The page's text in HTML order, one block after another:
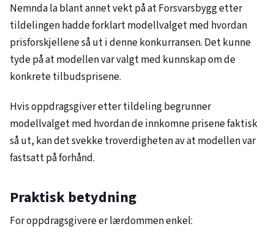
Nemnda la blant annet vekt på at Forsvarsbygg etter
tildelingen hadde forklart modellvalget med hvordan
prisforskjellene så ut i denne konkurransen. Det kunne
tyde på at modellen var valgt med kunnskap om de
konkrete tilbudsprisene.
Hvis oppdragsgiver etter tildeling begrunner
modellvalget med hvordan de innkomne prisene faktisk
så ut, kan det svekke troverdigheten av at modellen var
fastsatt på forhånd.
Praktisk betydning
For oppdragsgivere er lærdommen enkel: